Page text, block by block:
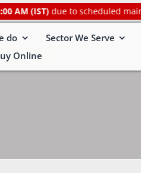
(IST)due to scheduled
do Sector We Serve
Online